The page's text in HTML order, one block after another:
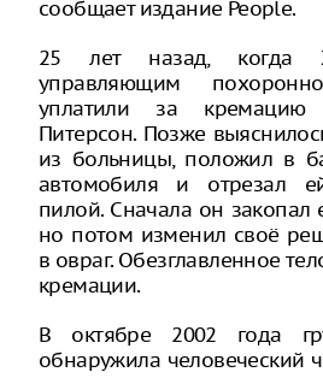
сообщает издание People.
25 лет назад, когда
управляющим
уплатили за кремацию
Питерсон. Позже
из больницы, положил в
автомобиля и отрезал
пилой. Сначала он закопал
но потом изменил своё
в овраг. Обезглавленное
кремации.
В октябре 2002 года
обнаружила человеческий